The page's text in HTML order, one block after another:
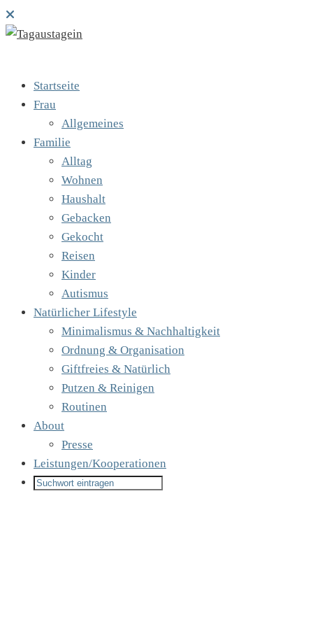
Startseite
Frau
Allgemeines
Familie
Alltag
Wohnen
Haushalt
Gebacken
Gekocht
Reisen
Kinder
Autismus
Natürlicher Lifestyle
Minimalismus & Nachhaltigkeit
Ordnung & Organisation
Giftfreies & Natürlich
Putzen & Reinigen
Routinen
About
Presse
Leistungen/Kooperationen